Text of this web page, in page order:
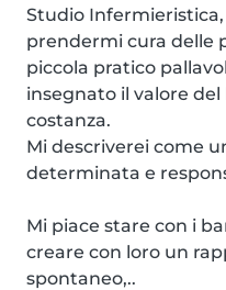
Studio
prendermi cura delle
piccola pratico
insegnato il valore
costanza.
Mi descriverei come
determinata e
Mi piace stare con i
creare con loro un
spontaneo,..